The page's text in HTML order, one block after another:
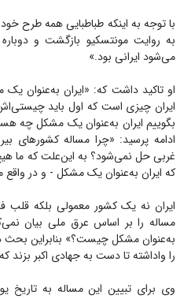
با توجه به اینکه طباطبایی همه طرح
به روایت مونتسکیو بازگشت و
می‌شود ایرانی بود.»
ایران چیزی است که اول باید
بگوییم ایران به‌عنوان یک مشکل چه
ادامه پرسید: «چرا مساله کشورهای
غربی حل نمی‌شود؟ به این‌علت که ما
که ایران به‌عنوان یک مشکل - و در
ایران نه یک کشور معمولی بلکه قلب
مساله را بر اساس عرق ملی بیان
به‌عنوان مشکل چیست؟» بنابراین بحث
را واداشته تا دست به جهادی اکبر
وی برای تبیین این مساله به تاریخ